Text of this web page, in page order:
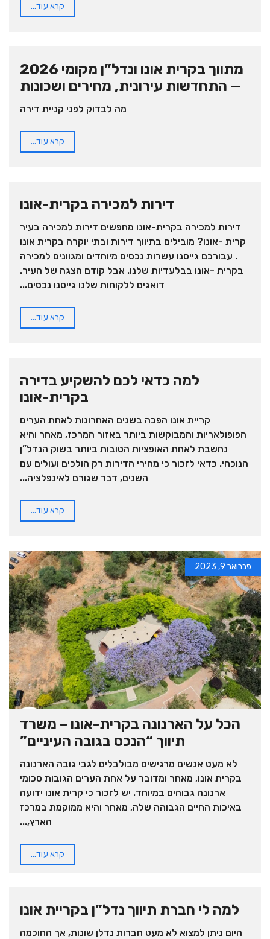
קרא עוד...
מתווך בקרית אונו ונדל”ן מקומי 2026
— התחדשות עירונית, מחירים ושכונות
מה לבדוק לפני קניית דירה
קרא עוד...
דירות למכירה בקרית-אונו
דירות למכירה בקרית-אונו מחפשים דירות למכירה בעיר
קרית -אונו? מובילים בתיווך דירות ובתי יוקרה בקרית אונו
. עבורכם גייסנו עשרות נכסים מיוחדים ומגוונים למכירה
בקרית -אונו בבלעדיות שלנו. אבל קודם הצגה של העיר.
דואגים ללקוחות שלנו גייסנו נכסים...
קרא עוד...
למה כדאי לכם להשקיע בדירה
בקרית-אונו
קריית אונו הפכה בשנים האחרונות לאחת הערים
הפופולאריות והמבוקשות ביותר באזור המרכז, מאחר והיא
נחשבת לאחת האופציות הטובות ביותר בשוק הנדל”ן
הנוכחי. כדאי לזכור כי מחירי הדירות רק הולכים ועולים עם
השנים, דבר שגורם לאינפלציה...
קרא עוד...
פברואר 9, 2023
הכל על הארנונה בקרית-אונו – משרד
תיווך “הנכס בגובה העיניים”
לא מעט אנשים מרגישים מבולבלים לגבי גובה הארנונה
בקרית אונו, מאחר ומדובר על אחת הערים הגובות סכומי
ארנונה גבוהים במיוחד. יש לזכור כי קרית אונו ידועה
באיכות החיים הגבוהה שלה, מאחר והיא ממוקמת במרכז
הארץ,...
קרא עוד...
למה לי חברת תיווך נדל”ן בקריית אונו
היום ניתן למצוא לא מעט חברות נדלן שונות, אך החוכמה